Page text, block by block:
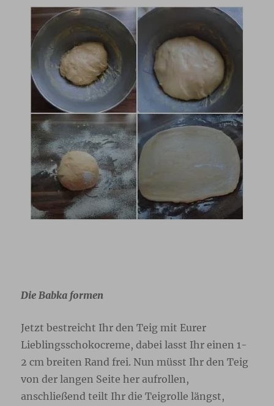
Die Babka formen
Jetzt bestreicht Ihr den Teig mit Eurer
Lieblingsschokocreme, dabei lasst Ihr einen 1-
2 cm breiten Rand frei. Nun müsst Ihr den Teig
von der langen Seite her aufrollen,
anschließend teilt Ihr die Teigrolle längst,